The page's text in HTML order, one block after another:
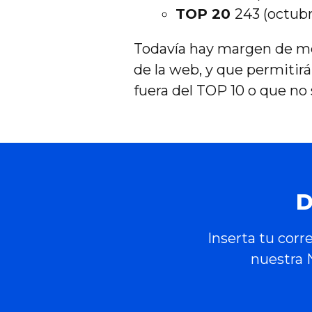
TOP 20 243
Todavía hay margen de
de la web, y que
fuera del TOP 10 o que
Inserta tu
nuestra